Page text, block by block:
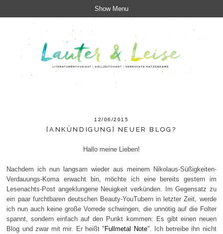
Show Menu
12/06/2015
[ANKÜNDIGUNG] NEUER BLOG?
Hallo meine Lieben!
Nachdem ich nun langsam wieder aus meinem Nikolaus-Süßigkeiten-
Verdauungs-Koma erwacht bin, möchte ich eine bereits gestern im
Lesenachts-Post angeklungene Neuigkeit verkünden. Im Gegensatz zu
ein paar furchtbaren deutschen Beauty-YouTubern in letzter Zeit, werde
ich nun auch keine große Vorrede schwingen, die unnötig auf die Folter
spannt, sondern einfach auf den Punkt kommen: Es gibt einen neuen
Blog und zwar mit mir. Er heißt " Fullmetal Note". Ich betreibe ihn nicht